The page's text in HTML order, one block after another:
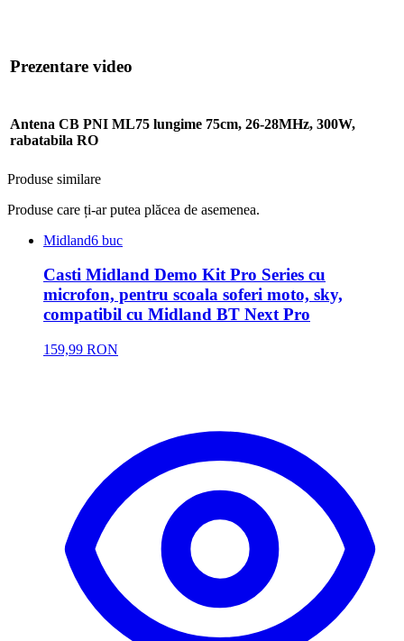
Prezentare video
Antena CB PNI ML75 lungime 75cm, 26-28MHz, 300W,
rabatabila RO
Produse similare
Produse care ți-ar putea plăcea de asemenea.
Midland6 buc
Casti Midland Demo Kit Pro Series cu
microfon, pentru scoala soferi moto, sky,
compatibil cu Midland BT Next Pro
159,99 RON